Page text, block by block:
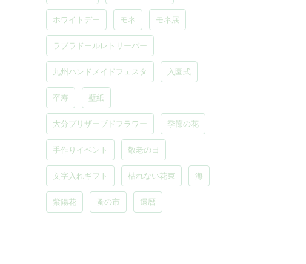
ホワイトデー モネ モネ展
ラブラドールレトリーバー
九州ハンドメイドフェスタ 入園式
卒寿 壁紙
大分プリザーブドフラワー 季節の花
手作りイベント 敬老の日
文字入れギフト 枯れない花束 海
紫陽花 蚤の市 還暦